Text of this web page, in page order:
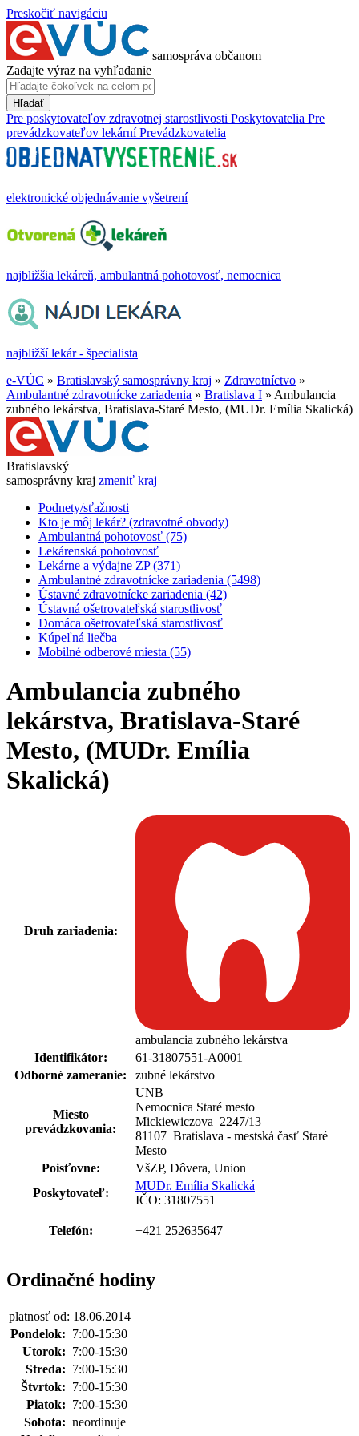
Preskočiť navigáciu
samospráva občanom
Zadajte výraz na vyhľadanie
Hľadať
Pre poskytovateľov zdravotnej starostlivosti Poskytovatelia Pre
prevádzkovateľov lekární Prevádzkovatelia
elektronické objednávanie vyšetrení
najbližšia lekáreň, ambulantná pohotovosť, nemocnica
najbližší lekár - špecialista
e-VÚC » Bratislavský samosprávny kraj » Zdravotníctvo »
Ambulantné zdravotnícke zariadenia » Bratislava I » Ambulancia
zubného lekárstva, Bratislava-Staré Mesto, (MUDr. Emília Skalická)
Bratislavský
samosprávny kraj zmeniť kraj
Podnety/sťažnosti
Kto je môj lekár? (zdravotné obvody)
Ambulantná pohotovosť (75)
Lekárenská pohotovosť
Lekárne a výdajne ZP (371)
Ambulantné zdravotnícke zariadenia (5498)
Ústavné zdravotnícke zariadenia (42)
Ústavná ošetrovateľská starostlivosť
Domáca ošetrovateľská starostlivosť
Kúpeľná liečba
Mobilné odberové miesta (55)
Ambulancia zubného
lekárstva, Bratislava-Staré
Mesto, (MUDr. Emília
Skalická)
Druh zariadenia:
ambulancia zubného lekárstva
Identifikátor:
61-31807551-A0001
Odborné zameranie:
zubné lekárstvo
Miesto
prevádzkovania:
UNB
Nemocnica Staré mesto
Mickiewiczova 2247/13
81107 Bratislava - mestská časť Staré
Mesto
Poisťovne:
VšZP, Dôvera, Union
Poskytovateľ:
MUDr. Emília Skalická
IČO: 31807551
Telefón: +421 252635647
Ordinačné hodiny
platnosť od: 18.06.2014
Pondelok: 7:00-15:30
Utorok: 7:00-15:30
Streda: 7:00-15:30
Štvrtok: 7:00-15:30
Piatok: 7:00-15:30
Sobota: neordinuje